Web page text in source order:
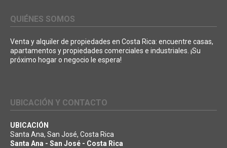
QUIÉNES SOMOS
Venta y alquiler de propiedades en Costa Rica: encuentre casas,
apartamentos y propiedades comerciales e industriales. ¡Su
próximo hogar o negocio le espera!
UBICACIÓN Y CONTACTO
UBICACIÓN
Santa Ana, San José, Costa Rica
Santa Ana - San José - Costa Rica